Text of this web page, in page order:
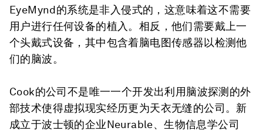
EyeMynd的系统是非入侵式的，这意味着这不需要
用户进行任何设备的植入。相反，他们需要戴上一
个头戴式设备，其中包含着脑电图传感器以检测他
们的脑波。
Cook的公司不是唯一一个开发出利用脑波探测的外
部技术使得虚拟现实经历更为天衣无缝的公司。新
成立于波士顿的企业Neurable、生物信息学公司